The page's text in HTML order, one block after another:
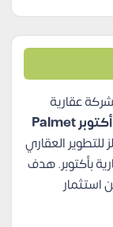
عقارية
مول بالميت أكتوبر Palmet
للتطوير العقاري
بأكتوبر. هدف
استثمار